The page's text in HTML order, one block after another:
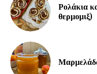
Ρολάκια
θερμομιξ)